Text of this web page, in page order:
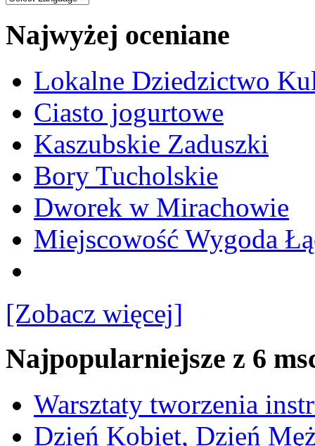
Najwyżej oceniane
Lokalne Dziedzictwo
Ciasto jogurtowe
Kaszubskie Zaduszki
Bory Tucholskie
Dworek w Mirachowie
Miejscowość Wygoda
[Zobacz więcej]
Najpopularniejsze z 6
Warsztaty tworzenia
Dzień Kobiet, Dzień